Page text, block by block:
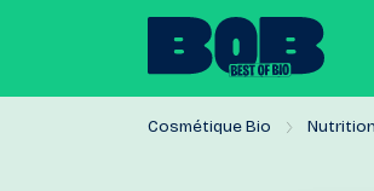
Cosmétique Bio